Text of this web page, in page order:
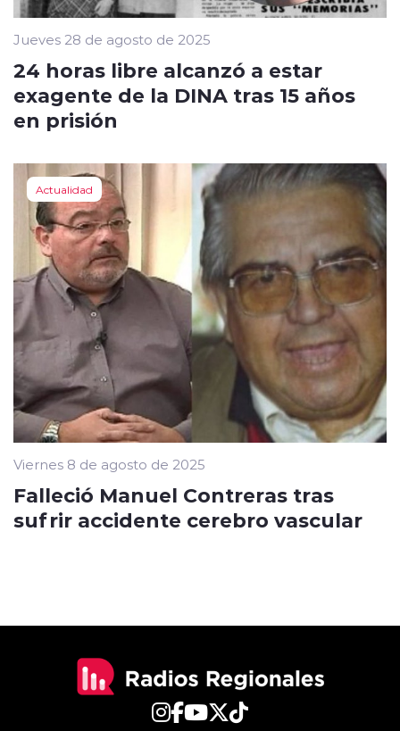
Jueves 28 de agosto de 2025
24 horas libre alcanzó a estar
exagente de la DINA tras 15 años
en prisión
Actualidad
Viernes 8 de agosto de 2025
Falleció Manuel Contreras tras
sufrir accidente cerebro vascular